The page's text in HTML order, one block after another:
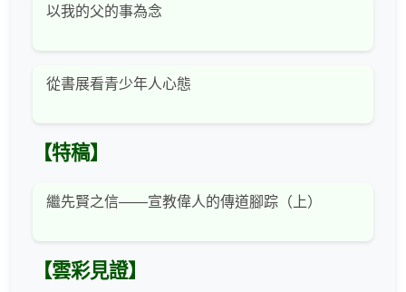
以我的父的事為念
從書展看青少年人心態
【特稿】
繼先賢之信——宣教偉人的傳道腳踪（上）
【雲彩見證】